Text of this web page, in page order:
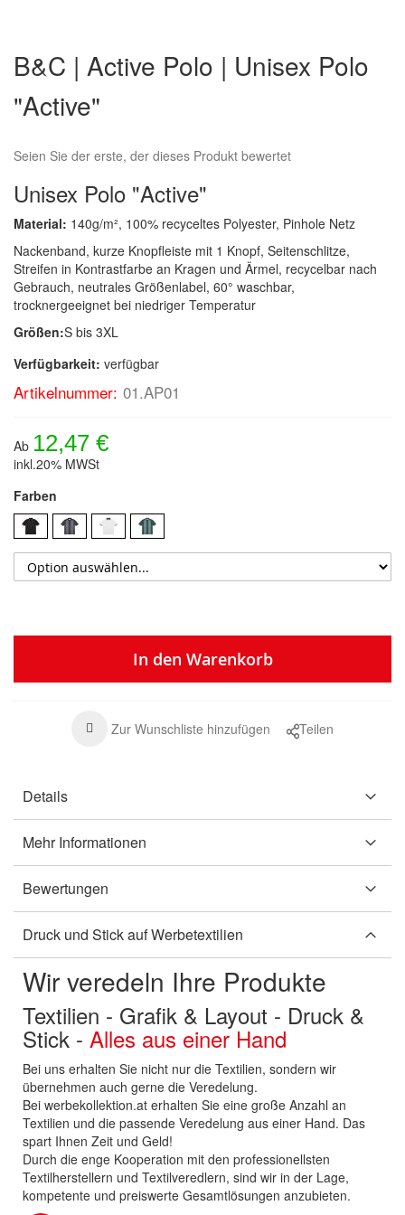
der
Bildergalerie
springen
B&C | Active Polo | Unisex Polo
"Active"
Seien Sie der erste, der dieses Produkt bewertet
Unisex Polo "Active"
Material: 140g/m², 100% recyceltes Polyester, Pinhole Netz
Nackenband, kurze Knopfleiste mit 1 Knopf, Seitenschlitze,
Streifen in Kontrastfarbe an Kragen und Ärmel, recycelbar nach
Gebrauch, neutrales Größenlabel, 60° waschbar,
trocknergeeignet bei niedriger Temperatur
Größen:S bis 3XL
Verfügbarkeit: verfügbar
Artikelnummer: 01.AP01
Ab 12,47 €
inkl.20% MWSt
Farben
In den Warenkorb
Zur Wunschliste hinzufügen Teilen
Details
Mehr Informationen
Bewertungen
Druck und Stick auf Werbetextilien
Wir veredeln Ihre Produkte
Textilien - Grafik & Layout - Druck &
Stick - Alles aus einer Hand
Bei uns erhalten Sie nicht nur die Textilien, sondern wir
übernehmen auch gerne die Veredelung.
Bei werbekollektion.at erhalten Sie eine große Anzahl an
Textilien und die passende Veredelung aus einer Hand. Das
spart Ihnen Zeit und Geld!
Durch die enge Kooperation mit den professionellsten
Textilherstellern und Textilveredlern, sind wir in der Lage,
kompetente und preiswerte Gesamtlösungen anzubieten.